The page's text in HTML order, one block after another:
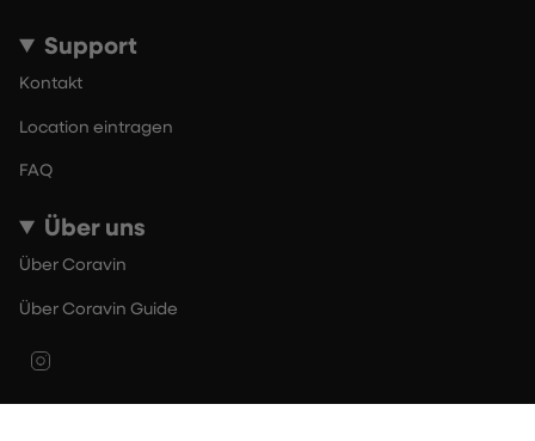
Support
Kontakt
Location eintragen
FAQ
Über uns
Über Coravin
Über Coravin Guide